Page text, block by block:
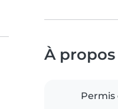
À
Permis